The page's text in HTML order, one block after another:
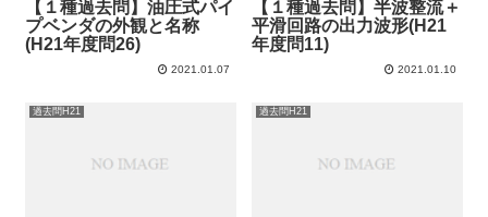
【１種過去問】油圧式パイ
プベンダの外観と名称
(H21年度問26)
2021.01.07
【１種過去問】半波整流＋
平滑回路の出力波形(H21
年度問11)
2021.01.10
過去問H21 過去問H21